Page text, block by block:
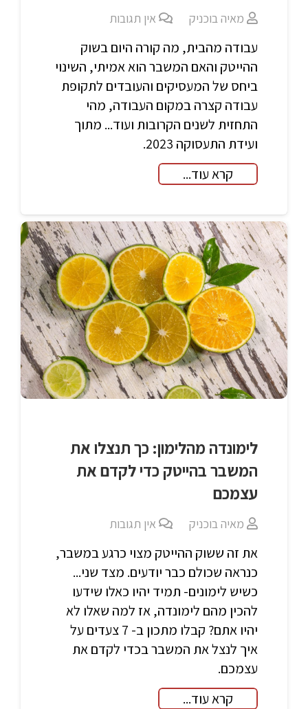
מאיה בוכניק אין תגובות
עבודה מהבית, מה קורה היום בשוק
ההייטק והאם המשבר הוא אמיתי, השינוי
ביחס של המעסיקים והעובדים לתקופת
עבודה קצרה במקום העבודה, מהי
התחזית לשנים הקרובות ועוד... מתוך
ועידת התעסוקה 2023.
קרא עוד...
לימונדה מהלימון: כך תנצלו את
המשבר בהייטק כדי לקדם את
עצמכם
מאיה בוכניק אין תגובות
את זה ששוק ההייטק מצוי כרגע במשבר,
כנראה שכולם כבר יודעים. מצד שני...
כשיש לימונים- תמיד יהיו כאלו שידעו
להכין מהם לימונדה, אז למה שאלו לא
יהיו אתם? קבלו מתכון ב- 7 צעדים על
איך לנצל את המשבר בכדי לקדם את
עצמכם.
קרא עוד...